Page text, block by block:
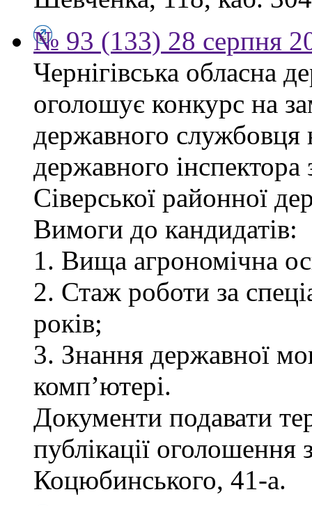
№ 93 (133) 28 серпня
Чернігівська обласна
оголошує конкурс на
державного службовця
державного
Сіверської районної
Вимоги до кандидатів:
1. Вища агрономічна
2. Стаж роботи за
років;
3. Знання державної
комп’ютері.
Документи подавати
публікації оголошення
Коцюбинського, 41-а.